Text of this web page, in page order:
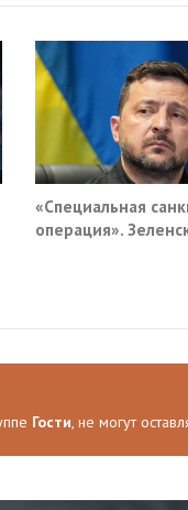
«Специальная
операция».
Гости, не могут